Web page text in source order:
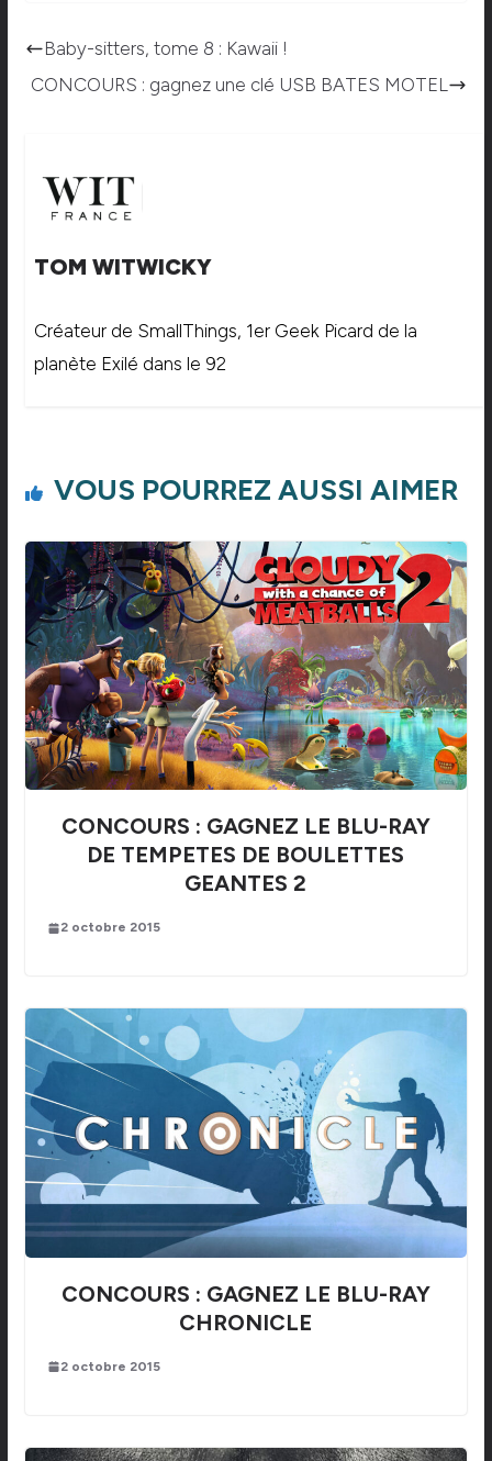
Baby-sitters, tome 8 : Kawaii !
CONCOURS : gagnez une clé USB BATES MOTEL
TOM WITWICKY
Créateur de SmallThings, 1er Geek Picard de la
planète Exilé dans le 92
VOUS POURREZ AUSSI AIMER
CONCOURS : GAGNEZ LE BLU-RAY
DE TEMPETES DE BOULETTES
GEANTES 2
2 octobre 2015
CONCOURS : GAGNEZ LE BLU-RAY
CHRONICLE
2 octobre 2015